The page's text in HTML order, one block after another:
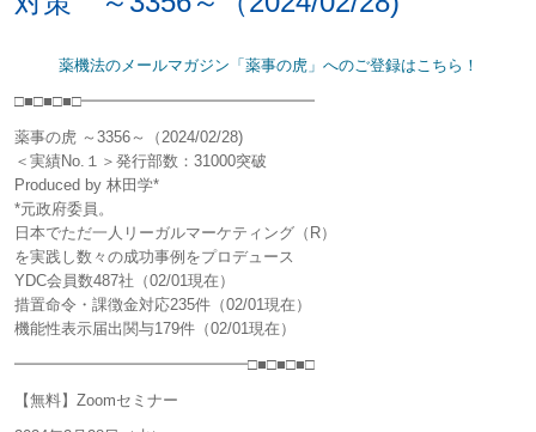
薬機法のメールマガジン「薬事の虎」へのご登録はこちら！
□■□■□■□━━━━━━━━━━━━━━━
薬事の虎 ～3356～（2024/02/28)
＜実績No.１＞発行部数：31000突破
Produced by 林田学*
*元政府委員。
日本でただ一人リーガルマーケティング（R）
を実践し数々の成功事例をプロデュース
YDC会員数487社（02/01現在）
措置命令・課徴金対応235件（02/01現在）
機能性表示届出関与179件（02/01現在）
━━━━━━━━━━━━━━━□■□■□■□
【無料】Zoomセミナー